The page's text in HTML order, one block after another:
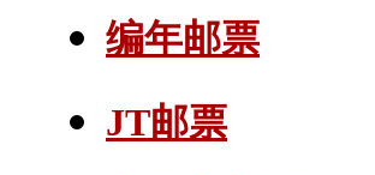
编年邮票
JT邮票